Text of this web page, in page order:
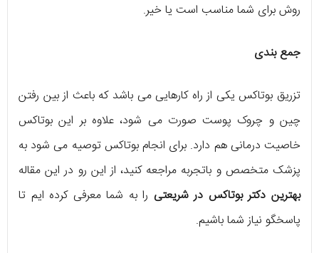
روش برای شما مناسب است یا خیر.
جمع بندی
تزریق بوتاکس یکی از راه کارهایی می باشد که باعث از بین رفتن
چین و چروک پوست صورت می شود، علاوه بر این بوتاکس
خاصیت درمانی هم دارد. برای انجام بوتاکس توصیه می شود به
پزشک متخصص و باتجربه مراجعه کنید، از این رو در این مقاله
بهترین دکتر بوتاکس در شریعتی را به شما معرفی کرده ایم تا
پاسخگو نیاز شما باشیم.